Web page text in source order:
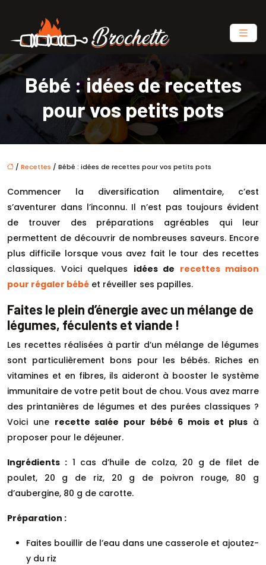
Bébé : idées de recettes
pour vos petits pots
/ Recettes / Bébé : idées de recettes pour vos petits pots
Commencer la diversification alimentaire, c’est
s’aventurer dans l’inconnu. Il n’est pas toujours évident
de trouver des préparations agréables qui leur
permettent de découvrir de nombreuses saveurs. Encore
plus difficile lorsque vous avez fait le tour des recettes
classiques. Voici quelques idées de recettes maison
pour régaler bébé et réveiller ses papilles.
Faites le plein d’énergie avec un mélange de
légumes, féculents et viande !
Les recettes réalisées à partir d’un mélange de légumes
sont particulièrement bons pour les bébés. Riches en
vitamines et en fibres, ils aideront à booster le système
immunitaire de votre petit bout de chou. Vous avez marre
des printanières de légumes et des purées classiques ?
Voici une recette salée pour bébé 6 mois et plus à
proposer pour le déjeuner.
Ingrédients :1 cas d’huile de colza, 20 g de filet de
poulet, 20 g de riz, 20 g de poivron rouge, 80 g
d’aubergine, 80 g de carotte.
Préparation :
Faites bouillir de l’eau dans une casserole et ajoutez-
y du riz